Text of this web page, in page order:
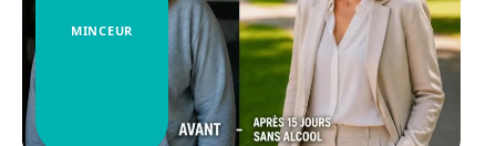
MINCEUR